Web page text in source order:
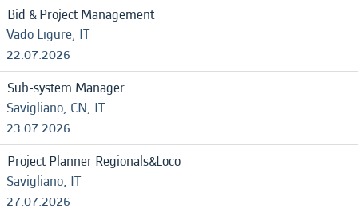
Bid & Project Management
Vado Ligure, IT
22.07.2026
Sub-system Manager
Savigliano, CN, IT
23.07.2026
Project Planner Regionals&Loco
Savigliano, IT
27.07.2026